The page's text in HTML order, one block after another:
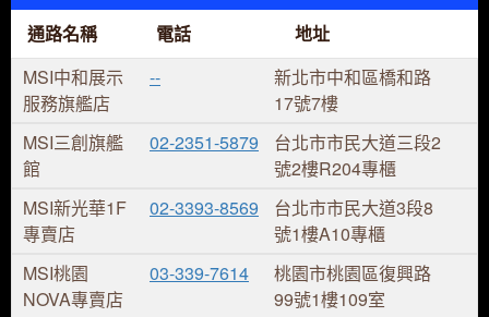
通路名稱 電話
地址
MSI中和展示
服務旗艦店
--
新北市中和區橋和路
17號7樓
MSI三創旗艦
館
02-2351-5879
台北市市民大道三段2
號2樓R204專櫃
MSI新光華1F
專賣店
02-3393-8569
台北市市民大道3段8
號1樓A10專櫃
MSI桃園
NOVA專賣店
03-339-7614
桃園市桃園區復興路
99號1樓109室